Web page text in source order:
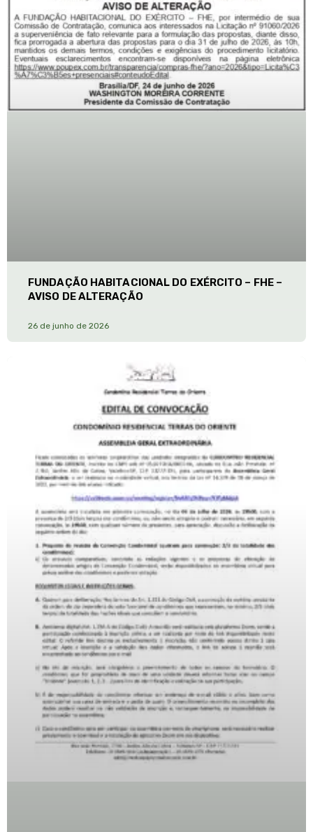
FUNDAÇÃO HABITACIONAL DO EXÉRCITO – FHE –
AVISO DE ALTERAÇÃO
26 de junho de 2026